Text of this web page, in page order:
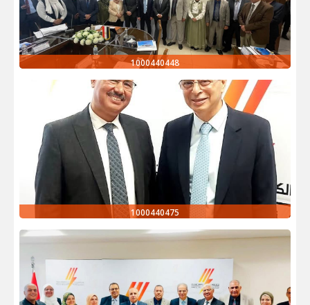
1000440448
1000440475